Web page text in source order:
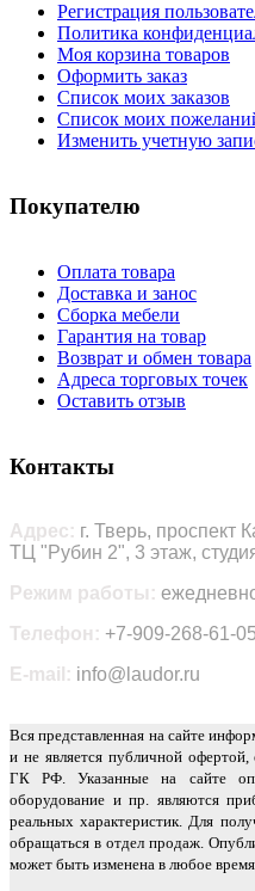
Регистрация
Политика
Моя корзина товаров
Оформить заказ
Список моих заказов
Список моих
Изменить учетную
Покупателю
Оплата товара
Доставка и занос
Сборка мебели
Гарантия на товар
Возврат и обмен товара
Адреса торговых точек
Оставить отзыв
Контакты
Адрес: г. Тверь, проспект
ТЦ "Рубин 2", 3 этаж,
Режим работы:
Телефон: +7-909-268-61-05
E-mail: info@laudor.ru
Вся представленная на сайте
и не является публичной
ГК РФ. Указанные на сайте
оборудование и пр. являются
реальных характеристик. Для
обращаться в отдел продаж.
может быть изменена в любое